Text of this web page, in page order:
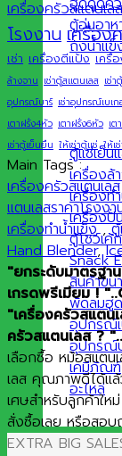
ตู้อุ่นอาห
ถังน้ำแข็
ตู้แช่เย็น
เครื่องล้
เครื่องท
เครื่อง
ตู้โชว์เค้ก
Snack
สินค้าขน
พัดลมฮู
อุปกรณ์
อุปกรณ์
เคมีภัณฑ์
อะไหล่
เครื่องครัวสแตนเล
โรงงาน เครื่อง
เช่า เครื่องตีแป้ง เครื่
ล้างจาน เช่าตู้สแตนเลส เช่
อุปกรณ์บาร์ เช่าอุปกรณ์เบเก
เตาฝรั่ง4หัว เตาฝรั่ง6หัว เต
เช่าตู้เย็นยืน ให้เช่าตู้แช่ ให้เ
Main Tags :
เครื่องครัวสแตนเลส
แตนเลสราคาโรงงา
เครื่องทำน้ำแข็ง,
Hand Blender,
"ยกระดับมาตรฐา
เกรดพรีเมียม !
"เครื่องครัวสแตน
ครัวสแตนเลส ?
เลือกซื้อ หม้อสแตน
เลส คุณภาพดีได้แ
เศษสำหรับลูกค้าใหม่
สั่งซื้อเลย หรือสอ
EXTRA BIG